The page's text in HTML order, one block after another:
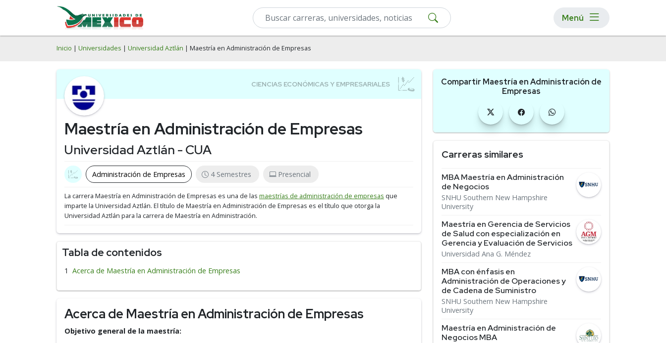
Menú
Inicio | Universidades | Universidad Aztlán | Maestría en Administración de Empresas
Maestría en Administración de Empresas
Universidad Aztlán - CUA
Administración de Empresas 4 Semestres Presencial
La carrera Maestría en Administración de Empresas es una de las maestrías de administración de empresas que
imparte la Universidad Aztlán. El título de Maestría en Administración de Empresas es el título que otorga la
Universidad Aztlán para la carrera de Maestría en Administración.
Tabla de contenidos
Acerca de Maestría en Administración de Empresas
Acerca de Maestría en Administración de Empresas
Objetivo general de la maestría:
Compartir Maestría en Administración de
Empresas
Carreras similares
MBA Maestría en Administración
de Negocios
SNHU Southern New Hampshire
University
Maestría en Gerencia de Servicios
de Salud con especialización en
Gerencia y Evaluación de Servicios
Universidad Ana G. Méndez
MBA con énfasis en
Administración de Operaciones y
de Cadena de Suministro
SNHU Southern New Hampshire
University
Maestría en Administración de
Negocios MBA